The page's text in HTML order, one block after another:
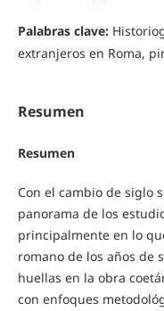
Palabras clave:
extranjeros en Roma,
Resumen
Resumen
Con el cambio de siglo
panorama de los
principalmente en lo
romano de los años de
huellas en la obra
con enfoques